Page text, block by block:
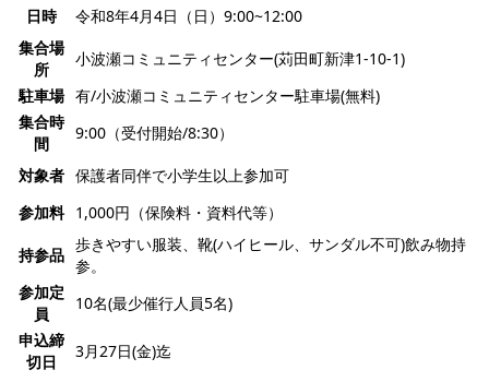
日時
令和8年4月4日（日）9:00~12:00
集合場
所
小波瀬コミュニティセンター(苅田町新津1-10-1)
駐車場 有/小波瀬コミュニティセンター駐車場(無料)
集合時
間
9:00（受付開始/8:30）
対象者 保護者同伴で小学生以上参加可
参加料 1,000円（保険料・資料代等）
持参品
歩きやすい服装、靴(ハイヒール、サンダル不可)飲み物持
参。
参加定
員
10名(最少催行人員5名)
申込締
切日
3月27日(金)迄